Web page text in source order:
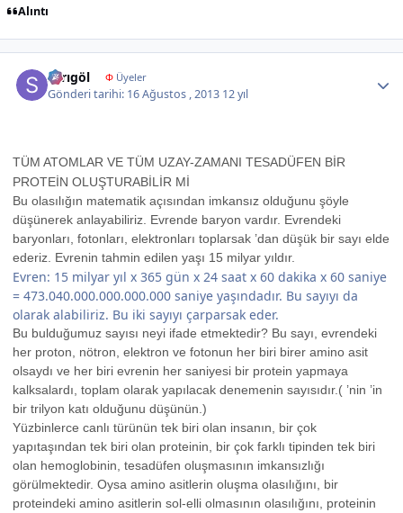
Alıntı
sarıgöl ΦÜyeler
Gönderi tarihi: 16 Ağustos , 2013 12 yıl
TÜM ATOMLAR VE TÜM UZAY-ZAMANI TESADÜFEN BİR
PROTEİN OLUŞTURABİLİR Mİ
Bu olasılığın matematik açısından imkansız olduğunu şöyle
düşünerek anlayabiliriz. Evrende baryon vardır. Evrendeki
baryonları, fotonları, elektronları toplarsak ’dan düşük bir sayı elde
ederiz. Evrenin tahmin edilen yaşı 15 milyar yıldır.
Evren: 15 milyar yıl x 365 gün x 24 saat x 60 dakika x 60 saniye
= 473.040.000.000.000.000 saniye yaşındadır. Bu sayıyı da
olarak alabiliriz. Bu iki sayıyı çarparsak eder.
Bu bulduğumuz sayısı neyi ifade etmektedir? Bu sayı, evrendeki
her proton, nötron, elektron ve fotonun her biri birer amino asit
olsaydı ve her biri evrenin her saniyesi bir protein yapmaya
kalksalardı, toplam olarak yapılacak denemenin sayısıdır.( ’nin ’in
bir trilyon katı olduğunu düşünün.)
Yüzbinlerce canlı türünün tek biri olan insanın, bir çok
yapıtaşından tek biri olan proteinin, bir çok farklı tipinden tek biri
olan hemoglobinin, tesadüfen oluşmasının imkansızlığı
görülmektedir. Oysa amino asitlerin oluşma olasılığını, bir
proteindeki amino asitlerin sol-elli olmasının olasılığını, proteinin